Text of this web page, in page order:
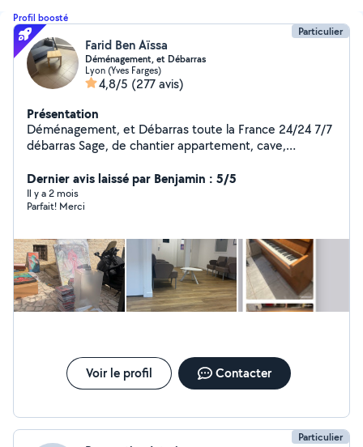
Profil boosté
Particulier
Farid Ben Aïssa
Déménagement, et Débarras
Lyon (Yves Farges)
4,8/5 (277 avis)
Présentation
Déménagement, et Débarras toute la France 24/24 7/7
débarras Sage, de chantier appartement, cave,
Dernier avis laissé par Benjamin : 5/5
Il y a 2 mois
Parfait! Merci
Voir le profil Contacter
Particulier